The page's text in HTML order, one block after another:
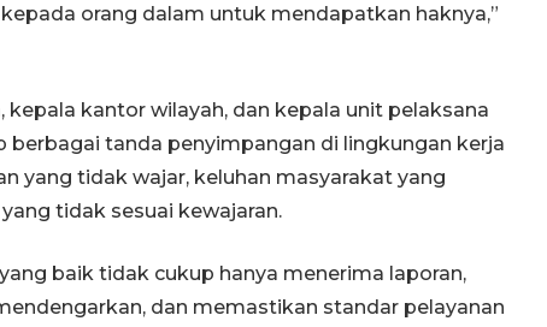
orang dalam untuk mendapatkan haknya,”
kantor wilayah, dan kepala unit pelaksana
berbagai tanda penyimpangan di lingkungan kerja
yang tidak wajar, keluhan masyarakat yang
tidak sesuai kewajaran.
baik tidak cukup hanya menerima laporan,
dan memastikan standar pelayanan